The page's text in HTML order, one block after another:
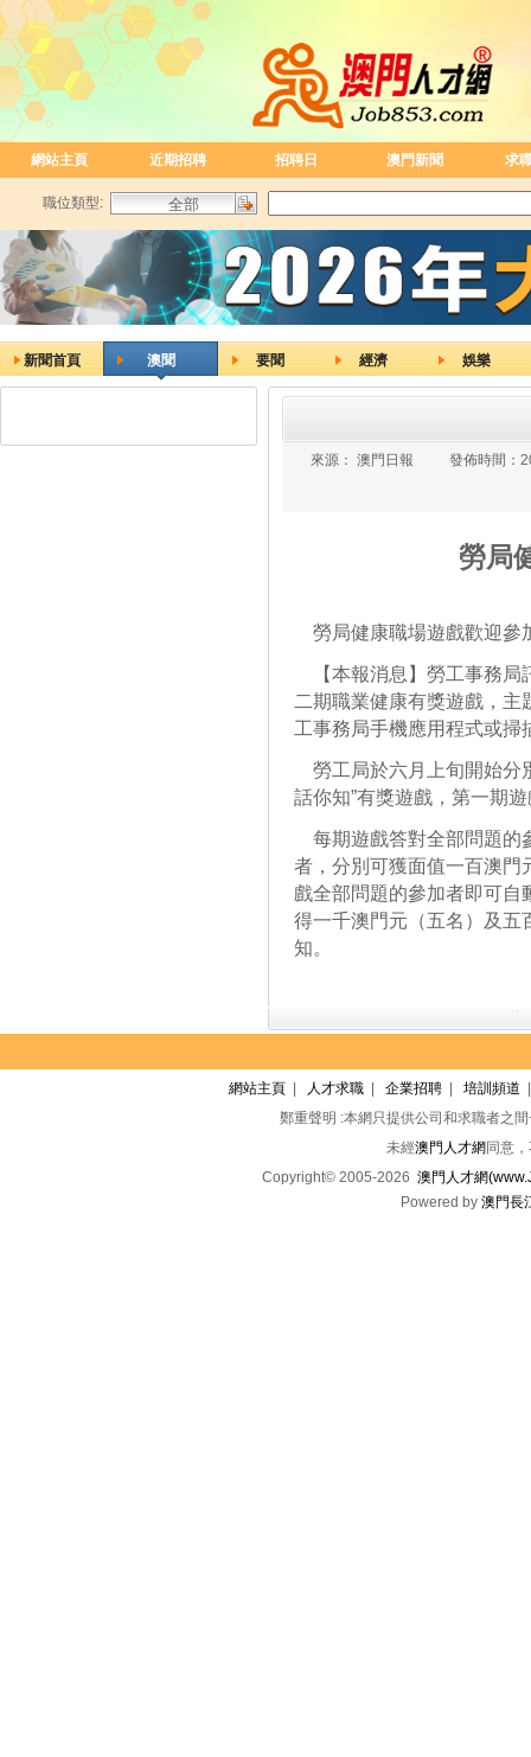
網站主頁 近期招聘 招聘日 澳門新聞 求
職位類型:
新聞首頁 澳聞 要聞 經濟 娛樂
來源： 澳門日報 發佈時間：
勞局
勞局健康職場遊戲歡迎參
【本報消息】勞工事務局
二期職業健康有獎遊戲，主
工事務局手機應用程式或掃
勞工局於六月上旬開始分
話你知”有獎遊戲，第一期
每期遊戲答對全部問題的
者，分別可獲面值一百澳門
戲全部問題的參加者即可自
得一千澳門元（五名）及五
知。
網站主頁 人才求職 企業招聘 培訓頻道
鄭重聲明 :本網只提供公司和求職者之
未經澳門人才網 同意
Copyright© 2005-2026 澳門人才網
Powered by 澳門長